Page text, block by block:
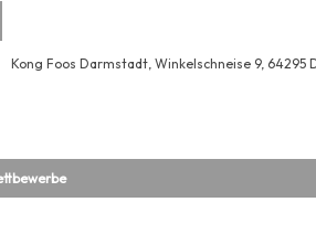
Kong Foos Darmstadt, Winkelschneise 9, 64295